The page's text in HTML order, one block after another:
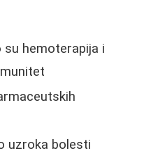
hemoterapija i
uzroka bolesti